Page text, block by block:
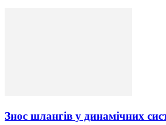
Знос шлангів у динамічних